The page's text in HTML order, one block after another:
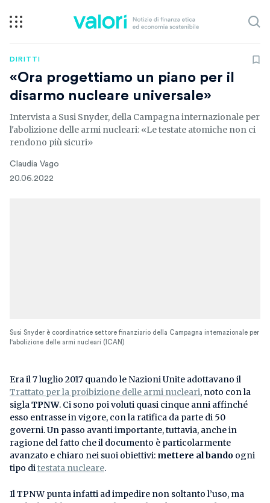
DIRITTI
«Ora progettiamo un piano per il
disarmo nucleare universale»
Intervista a Susi Snyder, della Campagna internazionale per
l'abolizione delle armi nucleari: «Le testate atomiche non ci
rendono più sicuri»
Claudia Vago
20.06.2022
Susi Snyder è coordinatrice settore finanziario della Campagna internazionale per
l'abolizione delle armi nucleari (ICAN)
Era il 7 luglio 2017 quando le Nazioni Unite adottavano il
Trattato per la proibizione delle armi nucleari, noto con la
siglaTPNW. Ci sono poi voluti quasi cinque anni affinché
esso entrasse in vigore, con la ratifica da parte di 50
governi. Un passo avanti importante, tuttavia, anche in
ragione del fatto che il documento è particolarmente
avanzato e chiaro nei suoi obiettivi: mettere al bando ogni
tipo ditestata nucleare.
Il TPNW punta infatti ad impedire non soltanto l’uso, ma